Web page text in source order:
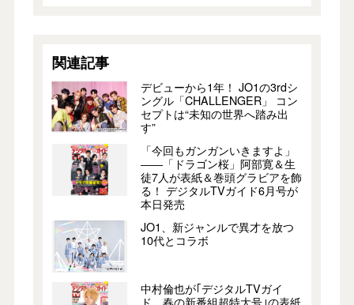
関連記事
デビューから1年！ JO1の3rdシ
ングル「CHALLENGER」 コン
セプトは“未知の世界へ踏み出
す”
「今回もガンガンいきますよ」
――「ドラゴン桜」阿部寛＆生
徒7人が表紙＆巻頭グラビアを飾
る！ デジタルTVガイド6月号が
本日発売
JO1、新ジャンルで異才を放つ
10代とコラボ
中村倫也が｢デジタルTVガイ
ド 春の新番組超特大号｣の表紙